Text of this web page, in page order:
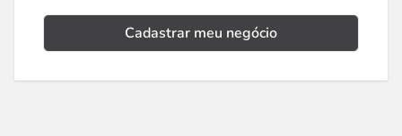
Cadastrar meu negócio